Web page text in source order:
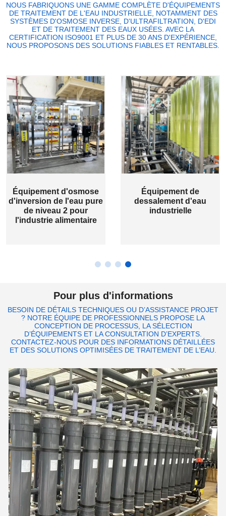
NOUS FABRIQUONS UNE GAMME COMPLÈTE D'ÉQUIPEMENTS
DE TRAITEMENT DE L'EAU INDUSTRIELLE, NOTAMMENT DES
SYSTÈMES D'OSMOSE INVERSE, D'ULTRAFILTRATION, D'EDI
ET DE TRAITEMENT DES EAUX USÉES. AVEC LA
CERTIFICATION ISO9001 ET PLUS DE 30 ANS D'EXPÉRIENCE,
NOUS PROPOSONS DES SOLUTIONS FIABLES ET RENTABLES.
Équipement d'osmose
d'inversion de l'eau pure
de niveau 2 pour
l'industrie alimentaire
Équipement de
dessalement d'eau
industrielle
Pour plus d'informations
BESOIN DE DÉTAILS TECHNIQUES OU D’ASSISTANCE PROJET
? NOTRE ÉQUIPE DE PROFESSIONNELS PROPOSE LA
CONCEPTION DE PROCESSUS, LA SÉLECTION
D’ÉQUIPEMENTS ET LA CONSULTATION D’EXPERTS.
CONTACTEZ-NOUS POUR DES INFORMATIONS DÉTAILLÉES
ET DES SOLUTIONS OPTIMISÉES DE TRAITEMENT DE L’EAU.